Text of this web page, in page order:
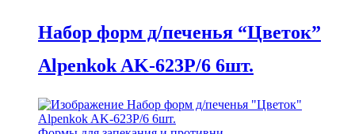
Набор форм д/печенья “Цветок”
Alpenkok AK-623P/6 6шт.